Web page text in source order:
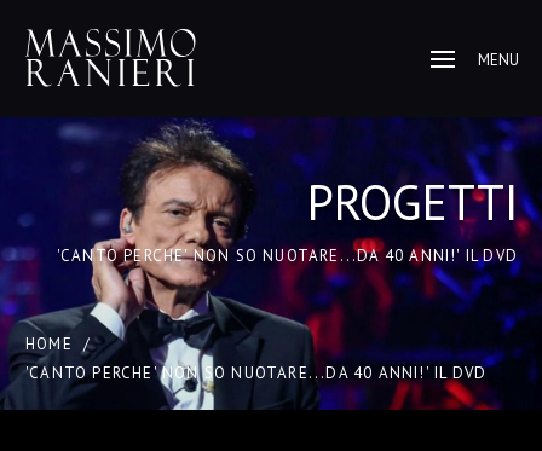
MENU
PROGETTI
'CANTO PERCHE' NON SO NUOTARE...DA 40 ANNI!' IL DVD
HOME
/
'CANTO PERCHE' NON SO NUOTARE...DA 40 ANNI!' IL DVD